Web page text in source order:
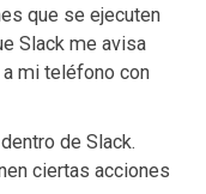
que se ejecuten
Slack me avisa
mi teléfono con
de Slack.
ciertas acciones